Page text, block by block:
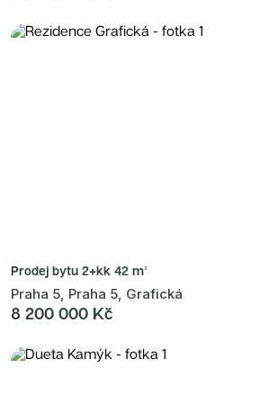
Prodej bytu 2+kk 42 m²
Praha 5, Praha 5, Grafická
8 200 000 Kč